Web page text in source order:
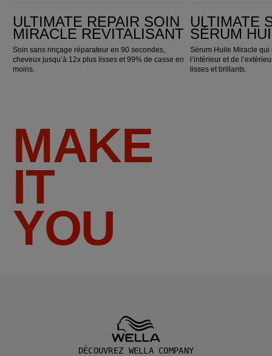
ULTIMATE REPAIR SOIN
MIRACLE REVITALISANT
Soin sans rinçage réparateur en 90 secondes,
cheveux jusqu’à 12x plus lisses et 99% de casse en
moins.
ULTIMATE
SÉRUM
Sérum Huile Miracle
l’intérieur et de
lisses et brillants.
MAKE
IT
YOU
DÉCOUVREZ WELLA COMPANY